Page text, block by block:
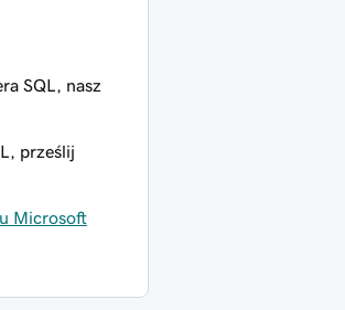
SQL, nasz
prześlij
Microsoft